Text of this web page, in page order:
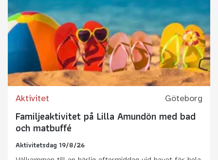
Aktivitet Göteborg
Familjeaktivitet på Lilla Amundön med bad
och matbuffé
Aktivitetsdag 19/8/26